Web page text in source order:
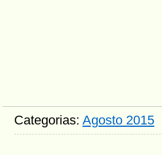
Categorias: Agosto 2015